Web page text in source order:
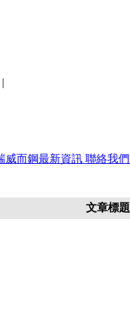
|
威而鋼最新資訊 聯絡我們
文章標題